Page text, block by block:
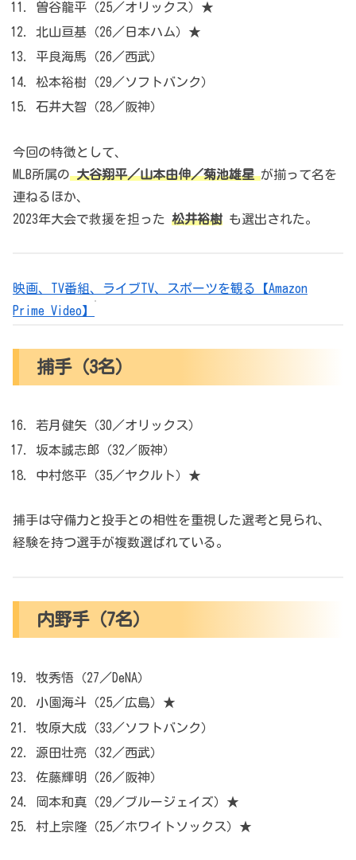
曽谷龍平（25／オリックス）★
北山亘基（26／日本ハム）★
平良海馬（26／西武）
松本裕樹（29／ソフトバンク）
石井大智（28／阪神）
今回の特徴として、
MLB所属の 大谷翔平／山本由伸／菊池雄星 が揃って名を
連ねるほか、
2023年大会で救援を担った 松井裕樹 も選出された。
映画、TV番組、ライブTV、スポーツを観る【Amazon
Prime Video】
捕手（3名）
若月健矢（30／オリックス）
坂本誠志郎（32／阪神）
中村悠平（35／ヤクルト）★
捕手は守備力と投手との相性を重視した選考と見られ、
経験を持つ選手が複数選ばれている。
内野手（7名）
牧秀悟（27／DeNA）
小園海斗（25／広島）★
牧原大成（33／ソフトバンク）
源田壮亮（32／西武）
佐藤輝明（26／阪神）
岡本和真（29／ブルージェイズ）★
村上宗隆（25／ホワイトソックス）★